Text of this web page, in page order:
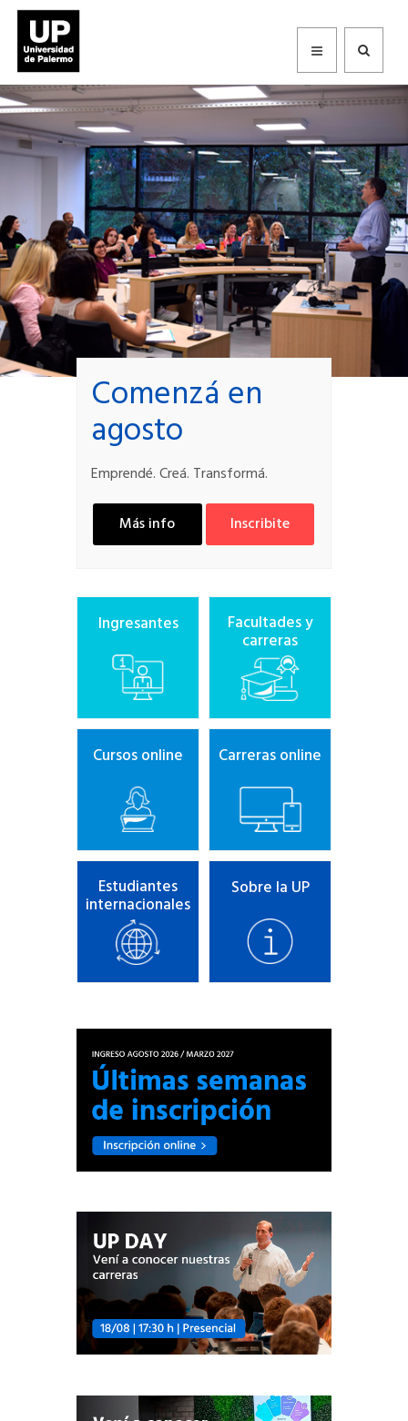
Universidad de Palermo
Comenzá en
agosto
Emprendé. Creá. Transformá.
Más info Inscribite
Ingresantes Facultades y
carreras
Cursos online Carreras online
Estudiantes
internacionales
Sobre la UP